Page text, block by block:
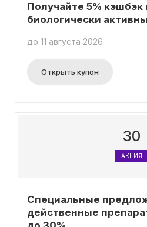
Получайте 5% кэшбэк
биологически
до 11 августа 2026
Открыть купон
30
АКЦИЯ
Специальные
действенные